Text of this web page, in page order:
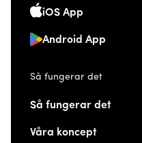
iOS App
Android App
Så fungerar det
Så fungerar det
Våra koncept